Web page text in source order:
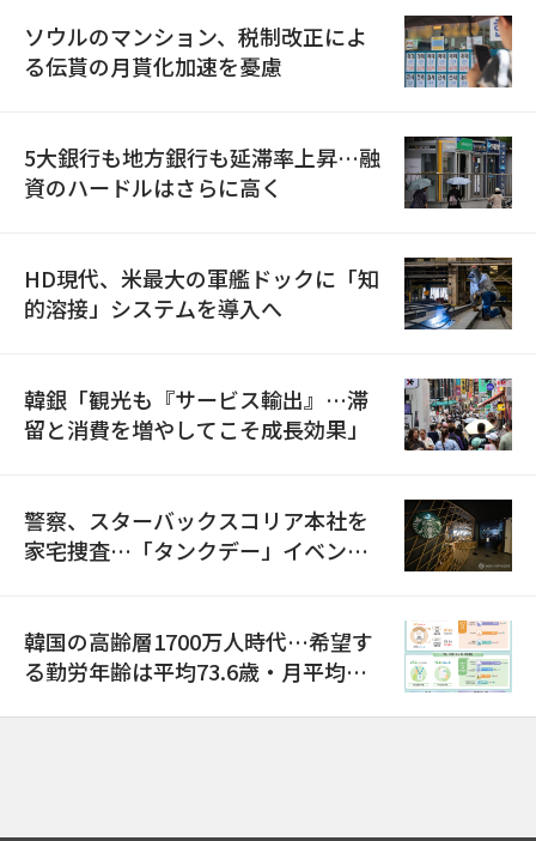
ソウルのマンション、税制改正によ
る伝貰の月貰化加速を憂慮
5大銀行も地方銀行も延滞率上昇…融
資のハードルはさらに高く
HD現代、米最大の軍艦ドックに「知
的溶接」システムを導入へ
韓銀「観光も『サービス輸出』…滞
留と消費を増やしてこそ成長効果」
警察、スターバックスコリア本社を
家宅捜査…「タンクデー」イベント
韓国の高齢層1700万人時代…希望す
る勤労年齢は平均73.6歳・月平均賃